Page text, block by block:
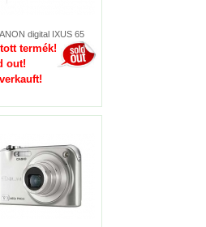
digital IXUS 65
termék!
out!